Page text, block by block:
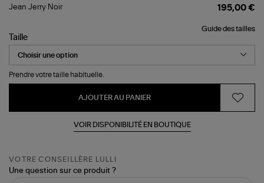
Jean
Jean Jerry Noir 195,00 €
Guide des tailles
Taille
Prendre votre taille habituelle.
AJOUTER AU PANIER
VOIR DISPONIBILITÉ EN BOUTIQUE
VOTRE CONSEILLÈRE LULLI
Une question sur ce produit ?